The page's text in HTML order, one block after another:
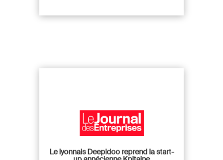
Le lyonnais Deepidoo reprend la start-